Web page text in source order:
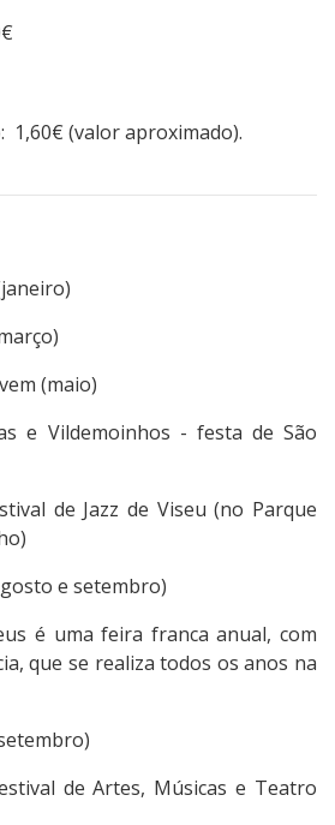
1,60€ (valor aproximado).
(maio)
e Vildemoinhos - festa de São
de Jazz de Viseu (no Parque
e setembro)
é uma feira franca anual, com
que se realiza todos os anos na
de Artes, Músicas e Teatro